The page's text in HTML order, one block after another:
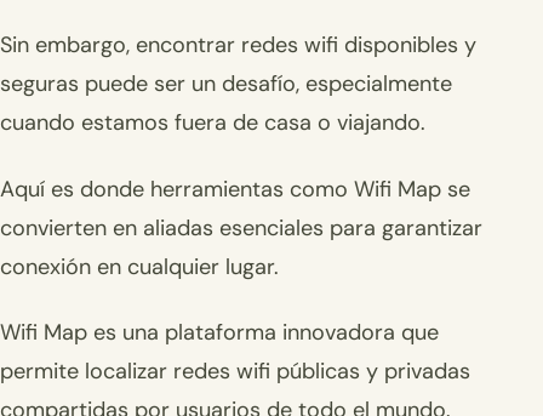
Sin embargo, encontrar redes wifi disponibles y
seguras puede ser un desafío, especialmente
cuando estamos fuera de casa o viajando.
Aquí es donde herramientas como Wifi Map se
convierten en aliadas esenciales para garantizar
conexión en cualquier lugar.
Wifi Map es una plataforma innovadora que
permite localizar redes wifi públicas y privadas
compartidas por usuarios de todo el mundo.